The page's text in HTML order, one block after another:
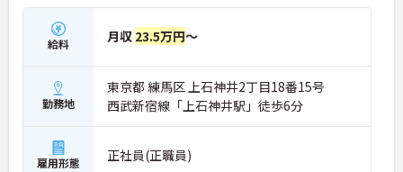
給料 月収 23.5万円～
勤務地
東京都 練馬区 上石神井2丁目18番15号
西武新宿線「上石神井駅」徒歩6分
雇用形態 正社員(正職員)